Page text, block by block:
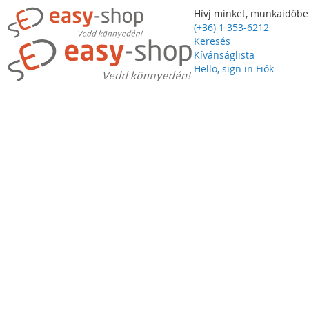
Hívj minket,
(+36) 1 353-6212
Keresés
Kívánságlista
Hello, sign in Fiók